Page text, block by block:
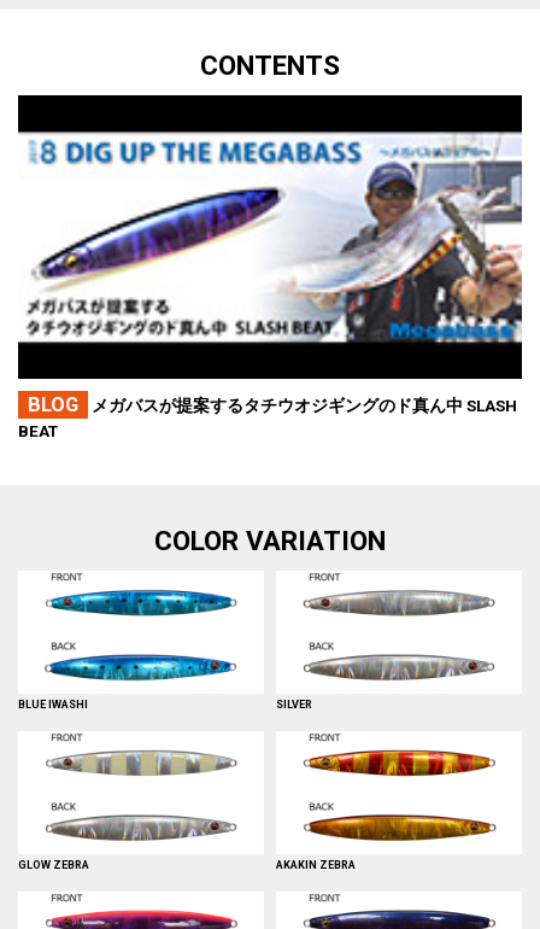
CONTENTS
BLOG
メガバスが提案するタチウオジギングのド真ん中 SLASH
BEAT
COLOR VARIATION
BLUE IWASHI SILVER
GLOW ZEBRA AKAKIN ZEBRA